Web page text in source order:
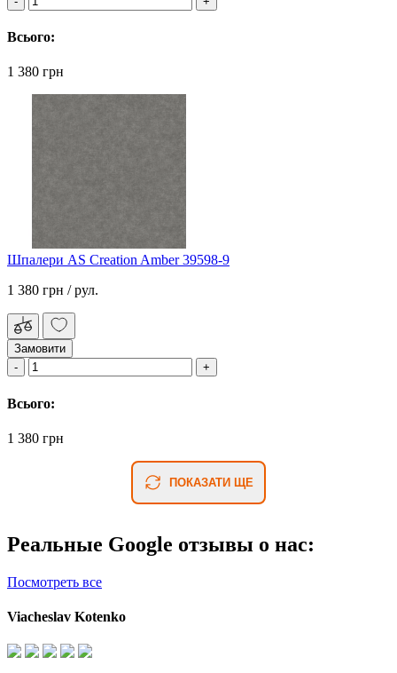
Всього:
1 380 грн
Шпалери AS Creation Amber 39598-9
1 380 грн / рул.
Замовити
Всього:
1 380 грн
ПОКАЗАТИ ЩЕ
Реальные Google отзывы о нас:
Посмотреть все
Viacheslav Kotenko